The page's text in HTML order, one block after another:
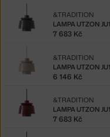
LAMPA UTZON
&TRADITION
7 683 Kč
LAMPA UTZON
&TRADITION
6 146 Kč
LAMPA UTZON
&TRADITION
7 683 Kč